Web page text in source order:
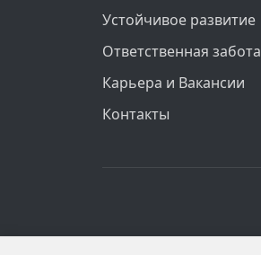
Устойчивое развитие
Ответственная забота
Карьера и Вакансии
Контакты